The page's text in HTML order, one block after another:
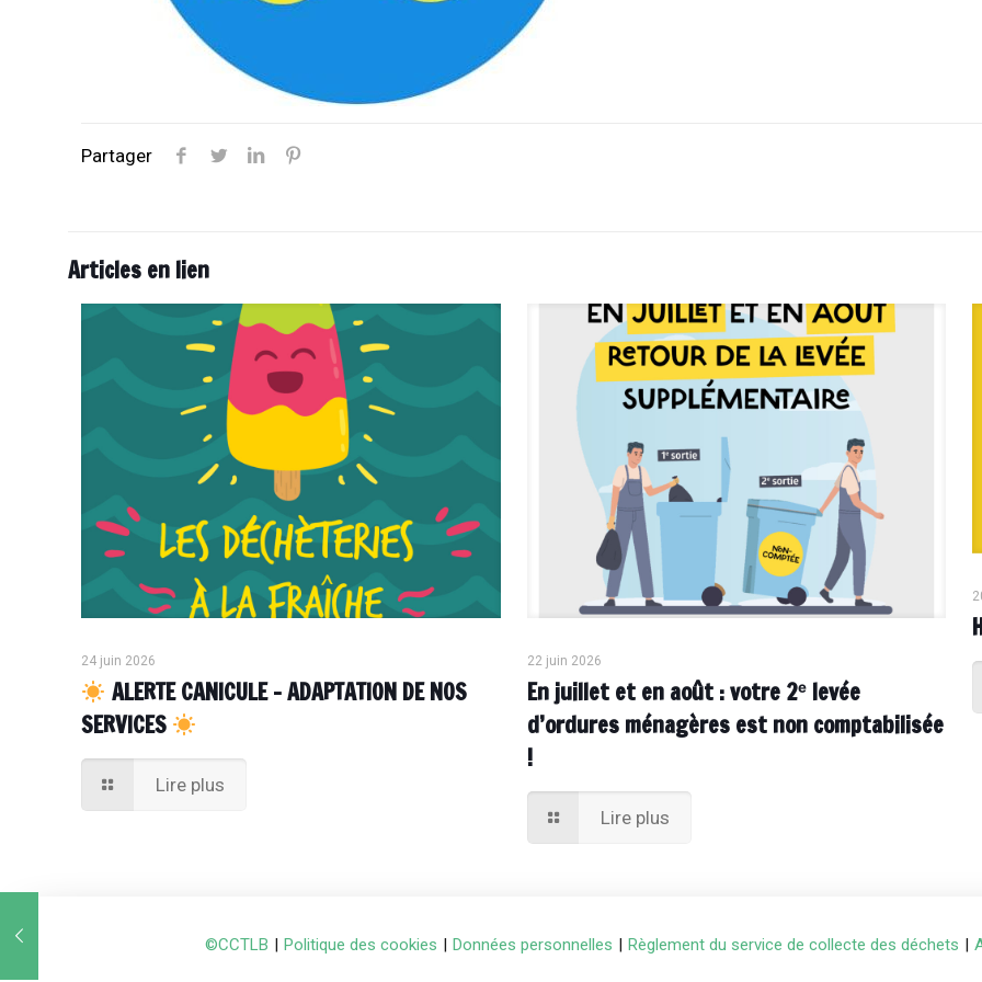
Partager
Articles en lien
24 juin 2026
ALERTE CANICULE – ADAPTATION DE NOS
SERVICES
Lire plus
22 juin 2026
En juillet et en août : votre 2ᵉ levée
d’ordures ménagères est non comptabilisée
!
Lire plus
©CCTLB | Politique des cookies | Données personnelles | Règlement du service de collecte des déchets |